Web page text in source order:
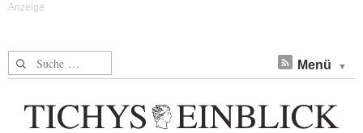
Suche nach: Menü